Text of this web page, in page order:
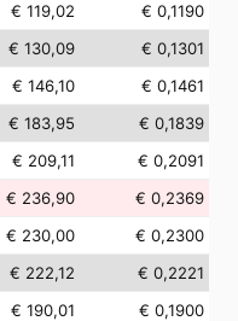
€ 119,02
€ 0,1190
€ 130,09
€ 0,1301
€ 146,10
€ 0,1461
€ 183,95
€ 0,1839
€ 209,11
€ 0,2091
€ 236,90
€ 0,2369
€ 230,00
€ 0,2300
€ 222,12
€ 0,2221
€ 190,01
€ 0,1900